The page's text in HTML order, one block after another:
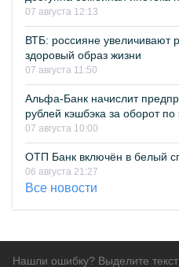
07 августа 12:13
ВТБ: россияне увеличивают
здоровый образ жизни
07 августа 11:50
Альфа-Банк начислит
рублей кэшбэка за оборот по
07 августа 10:00
ОТП Банк включён в белый
06 августа 21:27
Все новости
Нашли ошибку? Выделите